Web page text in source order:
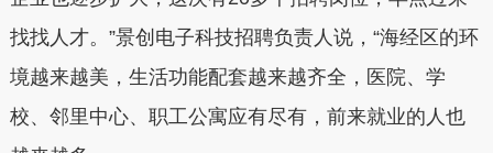
找找人才。”景创电子科技招聘负责人说，“海经区的环
境越来越美，生活功能配套越来越齐全，医院、学
校、邻里中心、职工公寓应有尽有，前来就业的人也